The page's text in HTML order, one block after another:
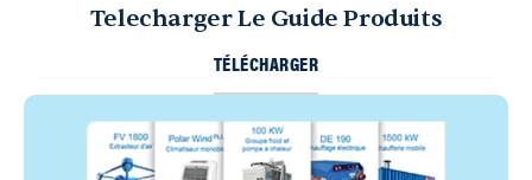
Telecharger Le Guide Produits
TÉLÉCHARGER